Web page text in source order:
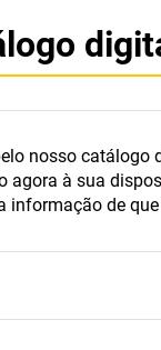
nosso
agora à sua
informação de